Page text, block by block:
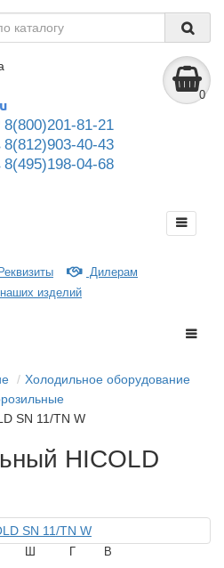
8(800)201-81-21
8(812)903-40-43
8(495)198-04-68
0
Реквизиты
Дилерам
изделий
Холодильное оборудование
SN 11/TN W
HICOLD
Ш В
Г